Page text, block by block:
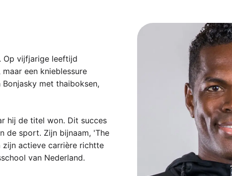
Op vijfjarige leeftijd
een knieblessure
met thaiboksen,
hij de titel won. Dit succes
de sport. Zijn bijnaam, 'The
zijn actieve carrière richtte
van Nederland.